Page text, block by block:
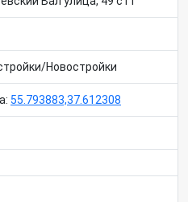
Новостройки
55.793883,37.612308